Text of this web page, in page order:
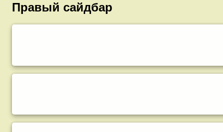
Правый сайдбар